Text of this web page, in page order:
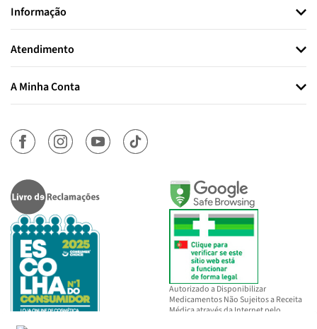
Informação
Atendimento
A Minha Conta
Autorizado a Disponibilizar
Medicamentos Não Sujeitos a Receita
Médica através da Internet pelo